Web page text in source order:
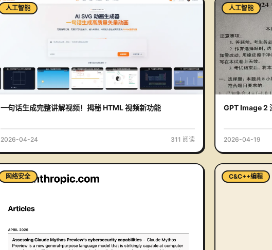
人工智能
一句话生成完整讲解视频！揭秘 HTML 视频新功能
2026-04-24 311 阅读
人工智能
GPT Image 2
2026-04-19
网络安全 C&C++编程